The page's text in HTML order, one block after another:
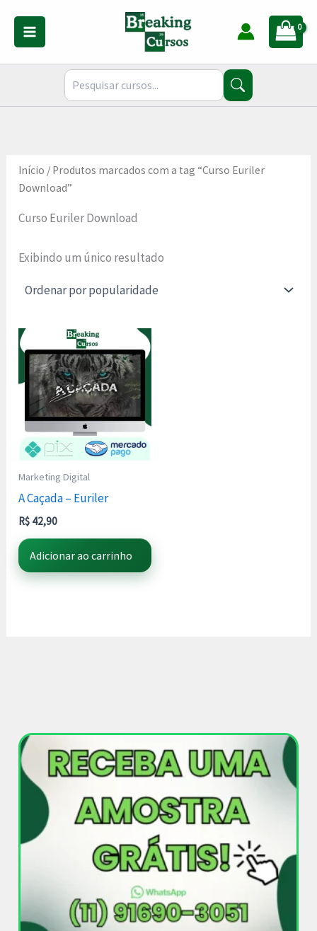
conteúdo
Início / Produtos marcados com a tag “Curso Euriler
Download”
Curso Euriler Download
Exibindo um único resultado
Marketing Digital
A Caçada – Euriler
R$ 42,90
Adicionar ao carrinho